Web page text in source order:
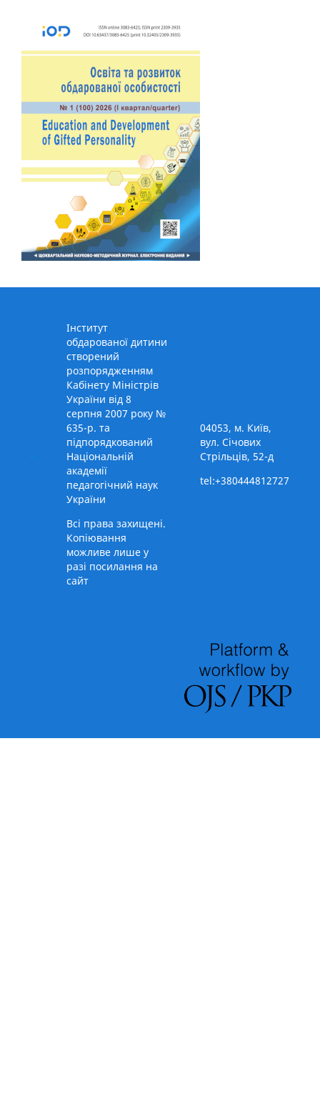
Інститут
обдарованої дитини
створений
розпорядженням
Кабінету Міністрів
України від 8
серпня 2007 року №
635-р. та
підпорядкований
Національній
академії
педагогічний наук
України
Всі права захищені.
Копіювання
можливе лише у
разі посилання на
сайт
04053, м. Київ,
вул. Січових
Стрільців, 52-д
tel:+380444812727